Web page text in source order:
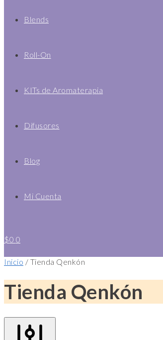
Blends
Roll-On
KITs de Aromaterapia
Difusores
Blog
Mi Cuenta
$0 0
Inicio / Tienda Qenkón
Tienda Qenkón